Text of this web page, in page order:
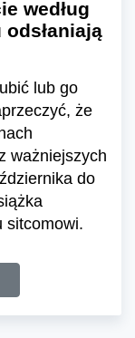
według
lub go
że
ważniejszych
do
sitcomowi.